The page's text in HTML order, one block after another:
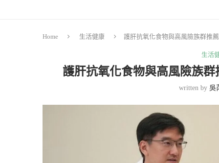
Home 生活健康 護肝抗氧化食物與高風險族群推
生活
護肝抗氧化食物與高風險族
written by吳